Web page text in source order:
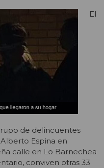
El
de delincuentes
Espina en
calle en Lo Barnechea
conviven otras 33